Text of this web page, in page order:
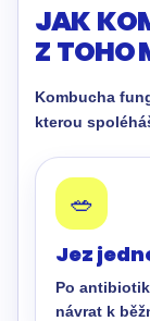
JAK
Z TOHO
Kombucha
kterou
🥗
Jez
Po
návrat k